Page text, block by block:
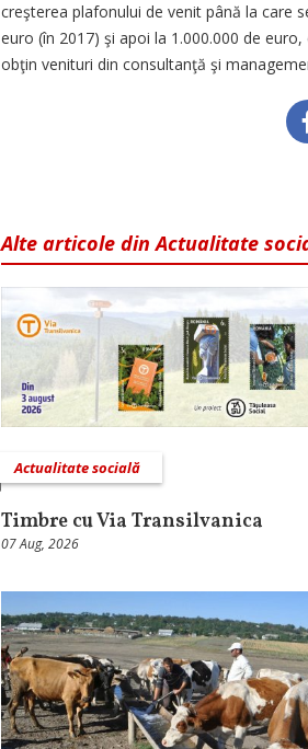
creşterea plafonului de venit până la care
euro (în 2017) şi apoi la 1.000.000 de
obţin venituri din consultanţă şi
Alte articole din Actualitate
Actualitate socială
Timbre cu Via Transilvanica
07 Aug, 2026